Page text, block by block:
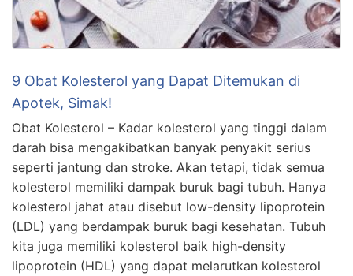
9 Obat Kolesterol yang Dapat Ditemukan di
Apotek, Simak!
Obat Kolesterol – Kadar kolesterol yang tinggi dalam
darah bisa mengakibatkan banyak penyakit serius
seperti jantung dan stroke. Akan tetapi, tidak semua
kolesterol memiliki dampak buruk bagi tubuh. Hanya
kolesterol jahat atau disebut low-density lipoprotein
(LDL) yang berdampak buruk bagi kesehatan. Tubuh
kita juga memiliki kolesterol baik high-density
lipoprotein (HDL) yang dapat melarutkan kolesterol